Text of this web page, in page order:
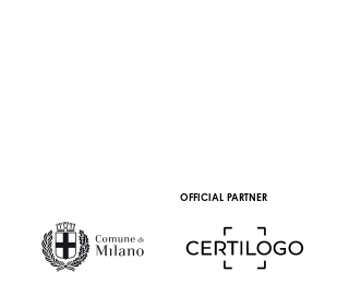
OFFICIAL PARTNER